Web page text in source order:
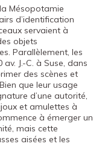
Mésopotamie
d’identification
servaient à
objets
Parallèlement, les
J.-C. à Suse, dans
des scènes et
que leur usage
d’une autorité,
et amulettes à
à émerger un
mais cette
aisées et les